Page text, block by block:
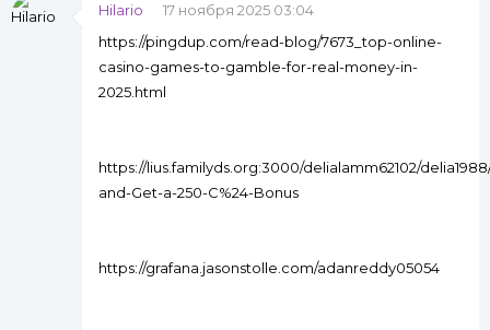
Hilario
17 ноября 2025 03:04
https://pingdup.com/read-blog/7673_top-online-
casino-games-to-gamble-for-real-money-in-
2025.html
https://lius.familyds.org:3000/delialamm62102/
and-Get-a-250-C%24-Bonus
https://grafana.jasonstolle.com/adanreddy05054